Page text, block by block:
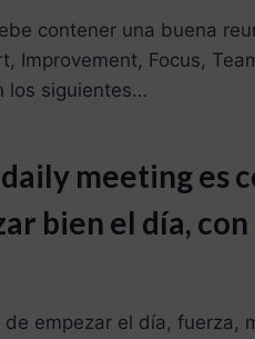
contener una buena
Improvement, Focus,
los siguientes…
meeting es
bien el día,
empezar el día, fuerza,